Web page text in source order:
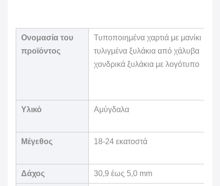
Ονομασία του
προϊόντος
Τυποποιημένα χαρτιά με μανίκι
τυλιγμένα ξυλάκια από χάλυβα
χονδρικά ξυλάκια με λογότυπο
Υλικό Αμύγδαλα
Μέγεθος 18-24 εκατοστά
Δάχος 30,9 έως 5,0 mm